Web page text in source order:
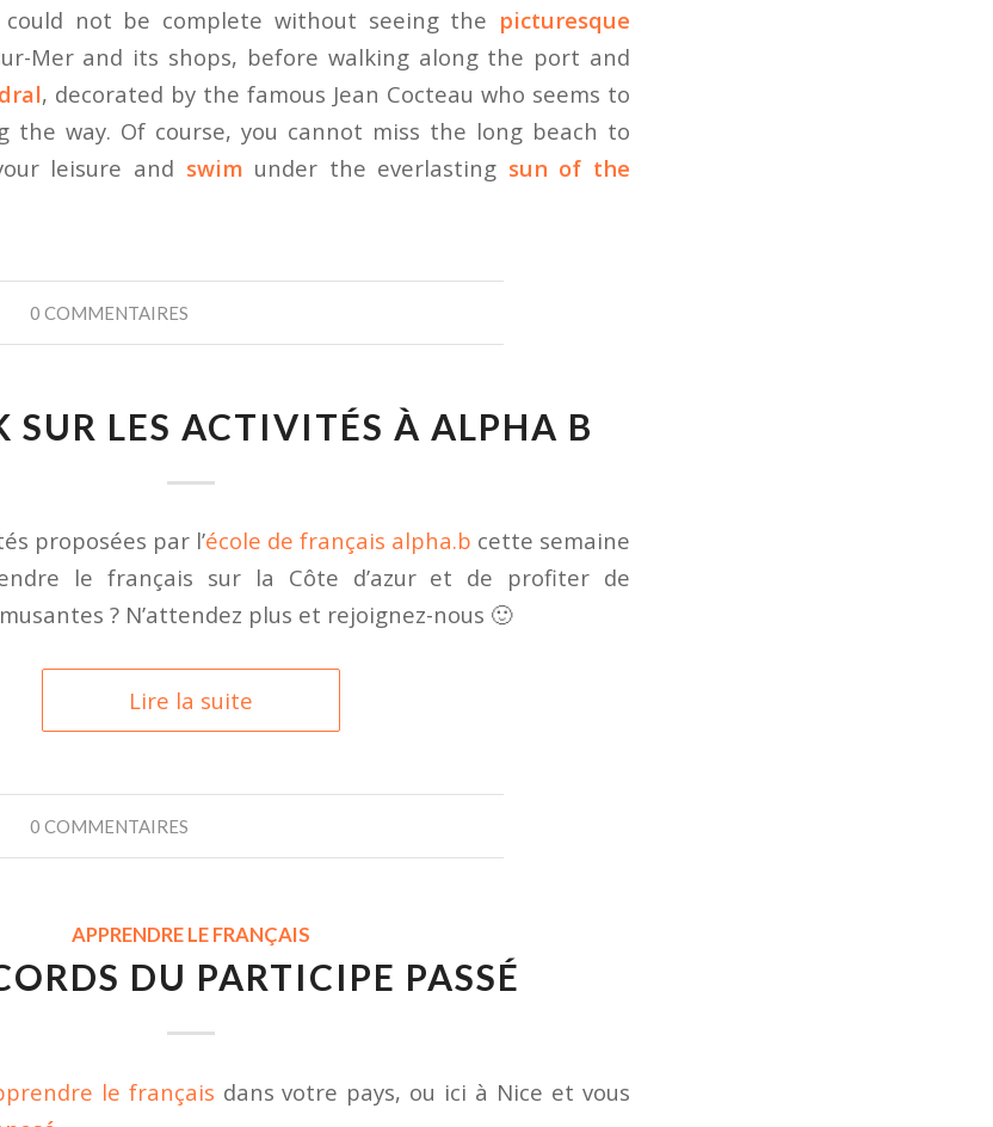
not be complete without seeing the picturesque
Mer and its shops, before walking along the port and
, decorated by the famous Jean Cocteau who seems to
the way. Of course, you cannot miss the long beach to
leisure and swim under the everlasting sun of the
0 COMMENTAIRES
SUR LES ACTIVITÉS À ALPHA B
proposées par l’école de français alpha.b cette semaine
le français sur la Côte d’azur et de profiter de
? N’attendez plus et rejoignez-nous 🙂
Lire la suite
0 COMMENTAIRES
APPRENDRE LE FRANÇAIS
DU PARTICIPE PASSÉ
le français dans votre pays, ou ici à Nice et vous